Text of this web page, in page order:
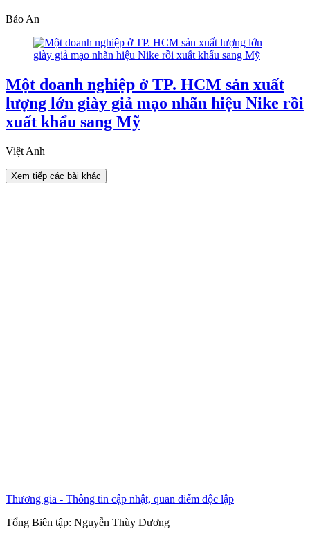
Bảo An
Một doanh nghiệp ở TP. HCM sản xuất
lượng lớn giày giả mạo nhãn hiệu Nike rồi
xuất khẩu sang Mỹ
Việt Anh
Xem tiếp các bài khác
Thương gia - Thông tin cập nhật, quan điểm độc lập
Tổng Biên tập: Nguyễn Thùy Dương